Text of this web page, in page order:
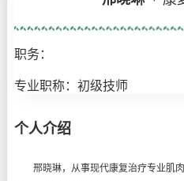
职务：
专业职称：初级技师
个人介绍
邢晓琳，从事现代康复治疗专业肌